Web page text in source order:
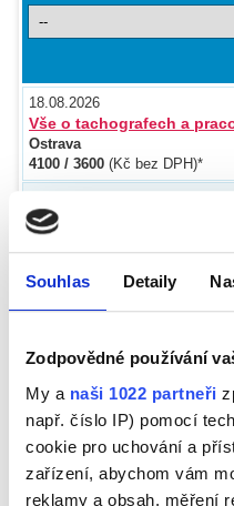
Souhlas Detaily
Zodpovědné používání
My a naši 1022 partneři
např. číslo IP) pomocí
cookie pro uchování a
zařízení, abychom vám
reklamy a obsah, měření
18.08.2026
Vše o tachografech a
Ostrava
4100 / 3600 (Kč bez DPH)*
Vše o tachografech a
Brno
Vše o tachografech a
4100 / 3600(Kč bez DPH)*
27.08.2026
Vše o tachografech a
Plzeň
4100 / 3600(Kč bez DPH)*
02.09.2026